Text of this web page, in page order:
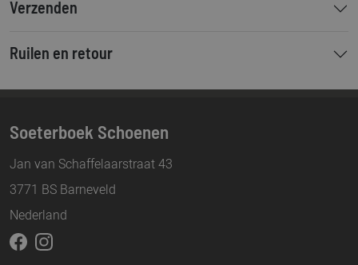
Verzenden
Ruilen en retour
Soeterboek Schoenen
Jan van Schaffelaarstraat 43
3771 BS Barneveld
Nederland